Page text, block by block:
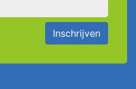
Inschrijven